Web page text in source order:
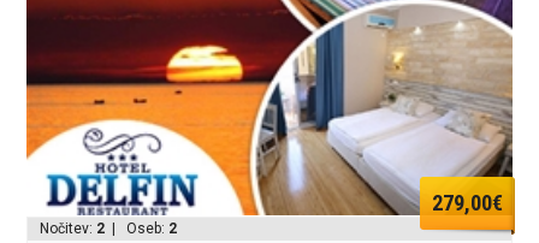
279,00€
Nočitev: 2 | Oseb: 2